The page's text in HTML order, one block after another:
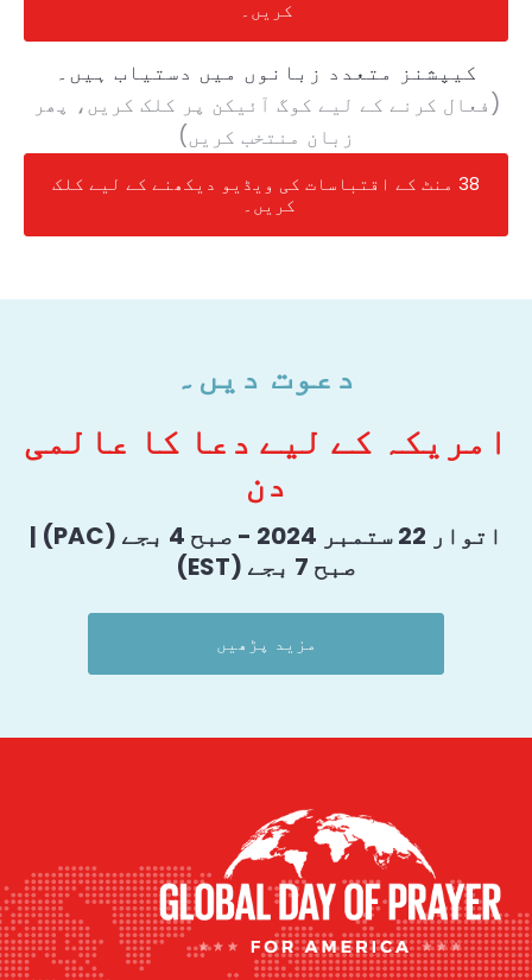
کریں۔
کیپشنز متعدد زبانوں میں دستیاب ہیں۔
(فعال کرنے کے لیے کوگ آئیکن پر کلک کریں، پھر
زبان منتخب کریں)
38 منٹ کے اقتباسات کی ویڈیو دیکھنے کے لیے کلک
کریں۔
دعوت دیں۔
امریکہ کے لیے دعا کا عالمی
دن
اتوار 22 ستمبر 2024 - صبح 4 بجے (PAC) |
صبح 7 بجے (EST)
مزید پڑھیں